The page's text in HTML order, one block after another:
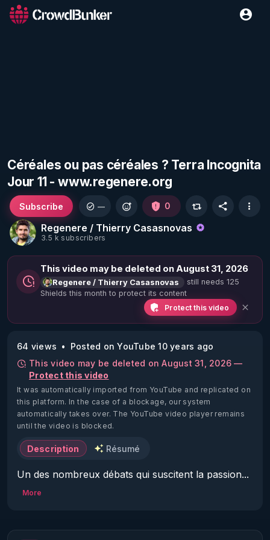
Céréales ou pas céréales ? Terra Incognita
Jour 11 - www.regenere.org
Regenere / Thierry Casasnovas
3.5 k subscribers
Subscribe — 0
This video may be deleted on August 31, 2026
Regenere / Thierry Casasnovas
still needs 125
Shields this month to protect its content
Protect this video
64 views
Posted on YouTube 10 years ago
This video may be deleted on August 31, 2026 —
Protect this video
It was automatically imported from YouTube and replicated on
this platform. In the case of a blockage, our system
automatically takes over. The YouTube video player remains
until the video is blocked.
Description Résumé
Un des nombreux débats qui suscitent la passion...
Alors plutôt que de défendre un parti pris "pour"
caractéristiques, les difficultés que certains peuvent
More